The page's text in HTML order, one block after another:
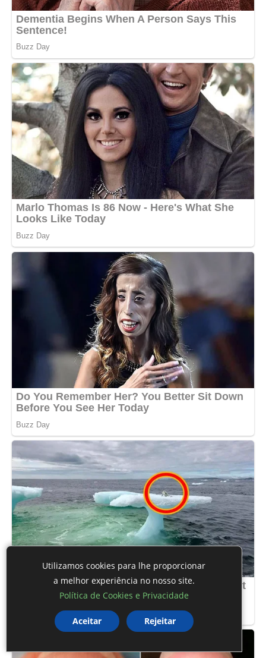
Utilizamos cookies para lhe proporcionar
a melhor experiência no nosso site.
Política de Cookies e Privacidade
Aceitar Rejeitar